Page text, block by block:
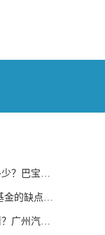
莉香水怎
点都有些
车摇号怎